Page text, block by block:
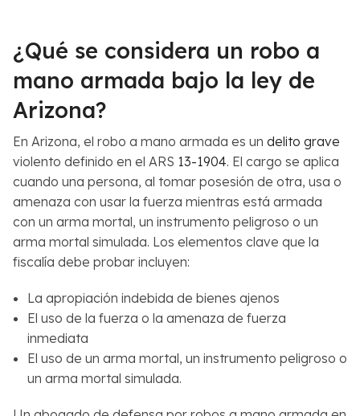
¿Qué se considera un robo a
mano armada bajo la ley de
Arizona?
En Arizona, el robo a mano armada es un delito grave
violento definido en el ARS 13-1904. El cargo se aplica
cuando una persona, al tomar posesión de otra, usa o
amenaza con usar la fuerza mientras está armada
con un arma mortal, un instrumento peligroso o un
arma mortal simulada. Los elementos clave que la
fiscalía debe probar incluyen:
La apropiación indebida de bienes ajenos
El uso de la fuerza o la amenaza de fuerza
inmediata
El uso de un arma mortal, un instrumento peligroso o
un arma mortal simulada.